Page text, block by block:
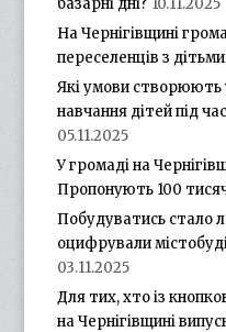
базарні дні? 10.11.2025
На Чернігівщині
переселенців з
Які умови створюють
навчання дітей під
05.11.2025
У громаді на
Пропонують 100
Побудуватись стало
оцифрували
03.11.2025
Для тих, хто із
на Чернігівщині